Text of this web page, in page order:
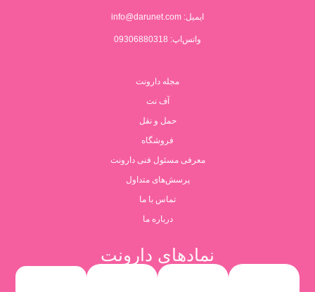
ایمیل: info@darunet.com
واتس‌اپ: 09306880318
مجله دارونت
آف نت
حمل و نقل
فروشگاه
معرفی مسئول فنی دارونت
پرسش‌های متداول
تماس با ما
درباره ما
نمادهای دارونت